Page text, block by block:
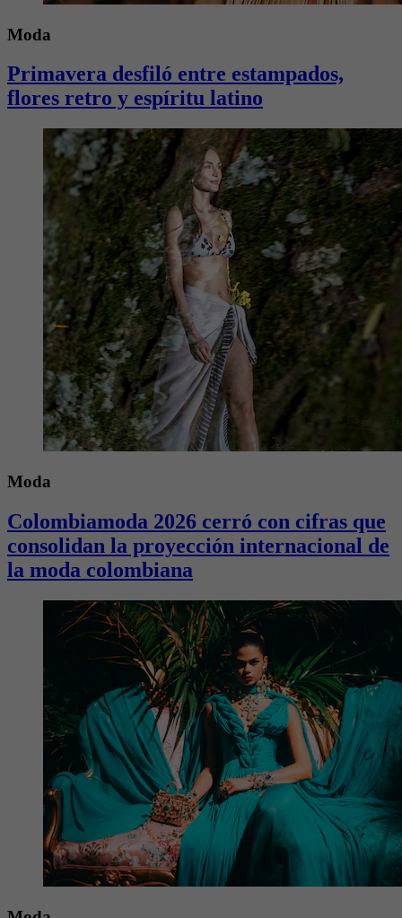
Moda
Primavera desfiló entre estampados,
flores retro y espíritu latino
Moda
Colombiamoda 2026 cerró con cifras que
consolidan la proyección internacional de
la moda colombiana